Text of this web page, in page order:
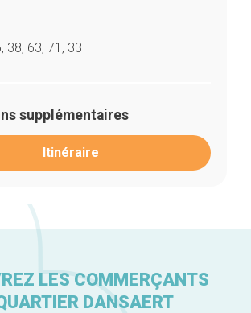
Bonnes adresses
Quartiers
Blog
38, 63, 71, 33
supplémentaires
Itinéraire
LES COMMERÇANTS
DANSAERT